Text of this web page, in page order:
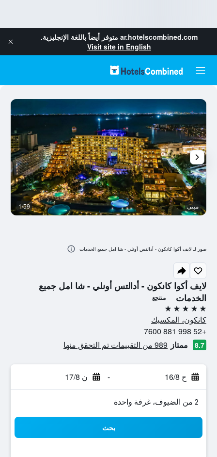
ar.hotelscombined.com متوفر أيضاً باللغة الإنجليزية.
Visit site in English
لايف أكوا كانكون - أدالتس أونلي - شا امل جميع
الخدمات
منتجع
5 نجوم
كانكون، المكسيك
+52 998 881 7600
8.7 ممتاز 989 من التقييمات تم التحقق منها
ح 16/8 - ن 17/8
2 من الضيوف، غرفة واحدة
بحث
مبنى 1/59
صور لـ لايف أكوا كانكون - أدالتس أونلي - شا امل جميع الخدمات